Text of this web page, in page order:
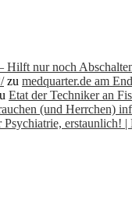
Hilft nur noch
zu medquarter.de am
Etat der Techniker an
(und Herrchen)
erstaunlich! |